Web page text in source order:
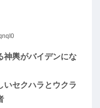
神輿がバイデンにな
いセクハラとウクラ